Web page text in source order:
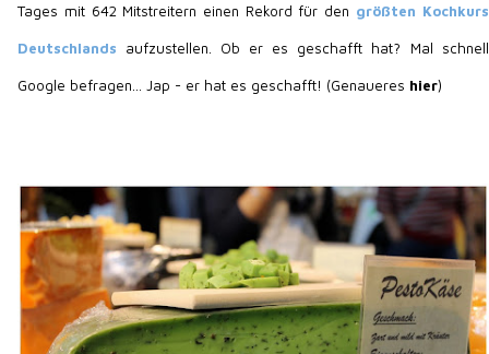
Tages mit 642 Mitstreitern einen Rekord für den größten Kochkurs
Deutschlands aufzustellen. Ob er es geschafft hat? Mal schnell
Google befragen... Jap - er hat es geschafft! (Genaueres hier)